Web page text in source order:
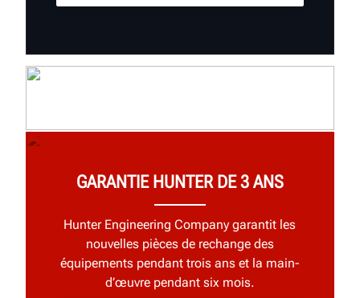
GARANTIE HUNTER DE 3 ANS
Hunter Engineering Company garantit les
nouvelles pièces de rechange des
équipements pendant trois ans et la main-
d’œuvre pendant six mois.